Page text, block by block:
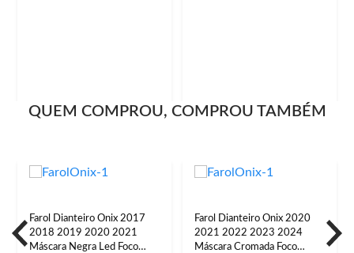
QUEM COMPROU, COMPROU TAMBÉM
Farol Dianteiro Onix 2017
2018 2019 2020 2021
Máscara Negra Led Foco
Farol Dianteiro Onix 2020
2021 2022 2023 2024
Máscara Cromada Foco